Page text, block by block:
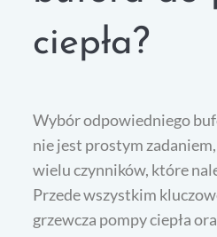
ciepła?
Wybór odpowiedniego
nie jest prostym
wielu czynników, które
Przede wszystkim
grzewcza pompy ciepła